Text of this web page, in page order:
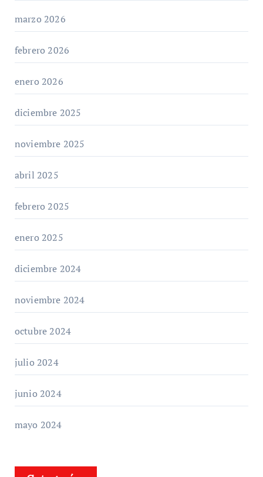
marzo 2026
febrero 2026
enero 2026
diciembre 2025
noviembre 2025
abril 2025
febrero 2025
enero 2025
diciembre 2024
noviembre 2024
octubre 2024
julio 2024
junio 2024
mayo 2024